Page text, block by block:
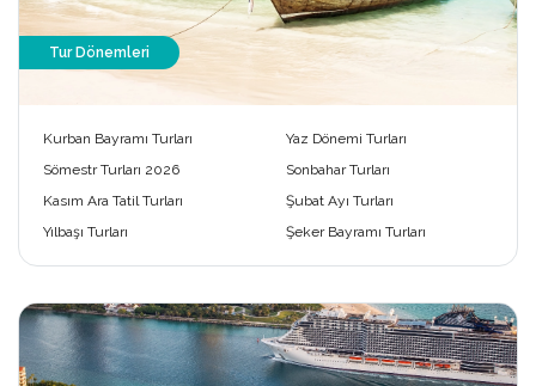
Tur Dönemleri
Kurban Bayramı Turları
Yaz Dönemi Turları
Sömestr Turları 2026
Sonbahar Turları
Kasım Ara Tatil Turları
Şubat Ayı Turları
Yılbaşı Turları
Şeker Bayramı Turları